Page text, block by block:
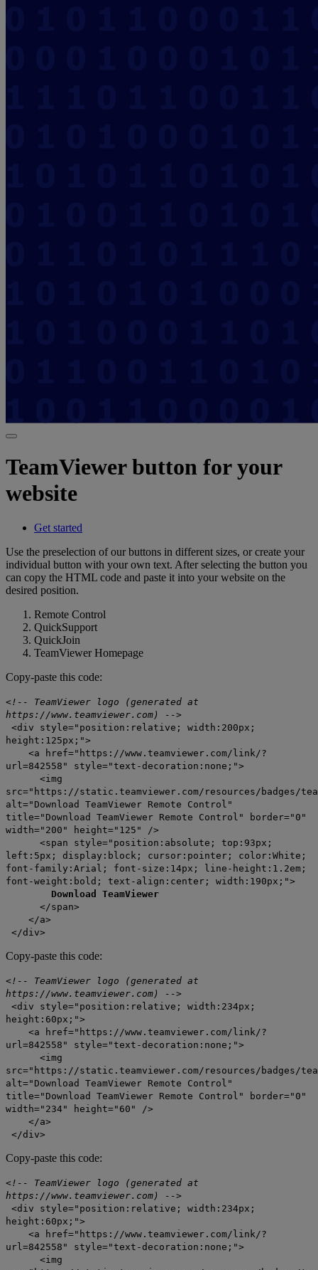
TeamViewer button for your
website
Get started
Use the preselection of our buttons in different sizes, or create your
individual button with your own text. After selecting the button you
can copy the HTML code and paste it into your website on the
desired position.
Remote Control
QuickSupport
QuickJoin
TeamViewer Homepage
Copy-paste this code:
<!-- TeamViewer logo (generated at
https://www.teamviewer.com) -->
<div style="position:relative; width:200px;
height:125px;">
<a href="https://www.teamviewer.com/link/?
url=842558" style="text-decoration:none;">
<img
src="https://static.teamviewer.com/resources/badges/
alt="Download TeamViewer Remote Control"
title="Download TeamViewer Remote Control" border="0"
width="200" height="125" />
<span style="position:absolute; top:93px;
left:5px; display:block; cursor:pointer; color:White;
font-family:Arial; font-size:14px; line-height:1.2em;
font-weight:bold; text-align:center; width:190px;">
Download TeamViewer
</span>
</a>
</div>
Copy-paste this code:
<!-- TeamViewer logo (generated at
https://www.teamviewer.com) -->
<div style="position:relative; width:234px;
height:60px;">
<a href="https://www.teamviewer.com/link/?
url=842558" style="text-decoration:none;">
<img
src="https://static.teamviewer.com/resources/badges/
alt="Download TeamViewer Remote Control"
title="Download TeamViewer Remote Control" border="0"
width="234" height="60" />
</a>
</div>
Copy-paste this code:
<!-- TeamViewer logo (generated at
https://www.teamviewer.com) -->
<div style="position:relative; width:234px;
height:60px;">
<a href="https://www.teamviewer.com/link/?
url=842558" style="text-decoration:none;">
<img